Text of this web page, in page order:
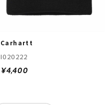
Carhartt
I020222
¥4,400